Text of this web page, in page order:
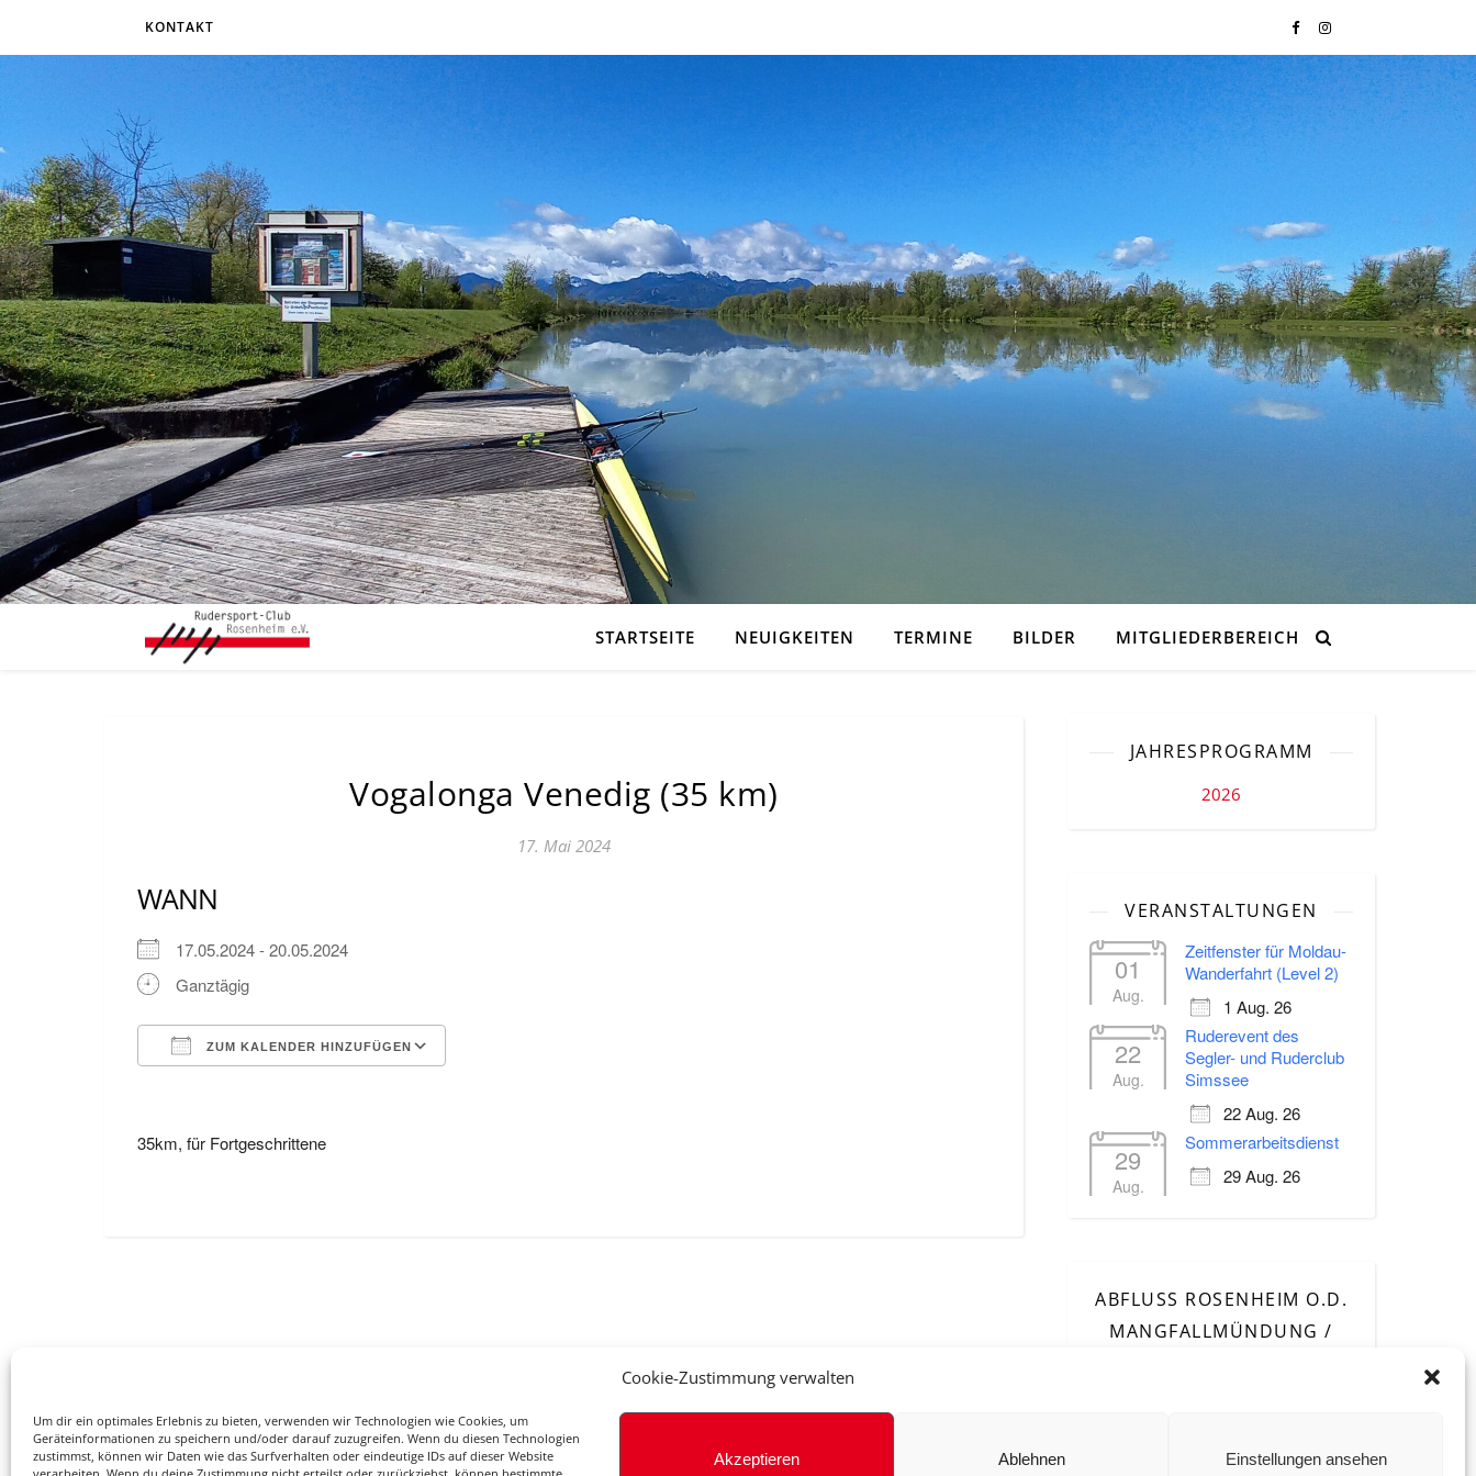
Cookie-Zustimmung verwalten
Um dir ein optimales Erlebnis zu bieten, verwenden wir Technologien wie Cookies, um
Geräteinformationen zu speichern und/oder darauf zuzugreifen. Wenn du diesen Technologien
zustimmst, können wir Daten wie das Surfverhalten oder eindeutige IDs auf dieser Website
Akzeptieren Ablehnen Einstellungen ansehen
KONTAKT
STARTSEITE NEUIGKEITEN TERMINE BILDER MITGLIEDERBEREICH
Vogalonga Venedig (35 km)
17. Mai 2024
WANN
17.05.2024 - 20.05.2024
Ganztägig
ZUM KALENDER HINZUFÜGEN
Office 365
35km, für Fortgeschrittene
JAHRESPROGRAMM
2026
VERANSTALTUNGEN
01
Aug.
Zeitfenster für Moldau-
Wanderfahrt (Level 2)
1 Aug. 26
22
Aug.
Ruderevent des
Segler- und Ruderclub
Simssee
22 Aug. 26
29
Aug.
Sommerarbeitsdienst
29 Aug. 26
ABFLUSS ROSENHEIM O.D.
MANGFALLMÜNDUNG /